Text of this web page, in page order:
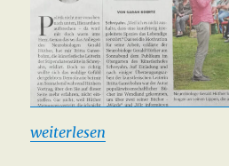
weiterlesen